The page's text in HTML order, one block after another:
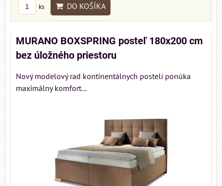
ks DO KOŠÍKA
MURANO BOXSPRING posteľ 180x200 cm
bez úložného priestoru
Nový modelový rad kontinentálnych postelí ponúka
maximálny komfort...